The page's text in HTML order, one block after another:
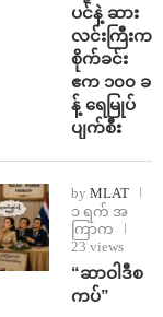
ပင်နဲ့ ဆား
လင်းကြီးက
စိုက်ခင်း
ဧက ၁၀၀ ခ
န့် ရေမြုပ်
ပျက်စီး
by MLAT
၁ ရက် အ
ကြာက
23 views
“ဆာဝါဒီစ
ကပ်”